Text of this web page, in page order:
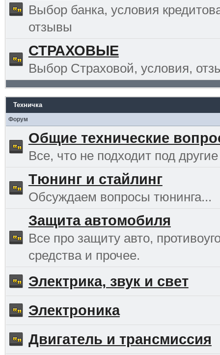
Выбор банка, условия
отзывы
СТРАХОВЫЕ
Выбор Страховой, условия,
Техничка
Форум
Общие технические
Все, что не подходит под другие
Тюнинг и стайлинг
Обсуждаем вопросы тюнинга...
Защита автомобиля
Все про защиту авто,
средства и прочее.
Электрика, звук и свет
Электроника
Двигатель и трансмиссия